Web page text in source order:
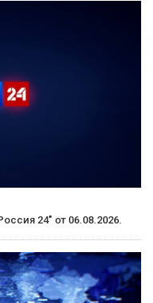
24" от 06.08.2026.